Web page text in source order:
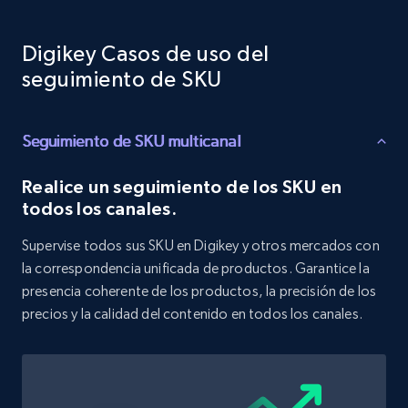
URL, Product id, Title, Product description,
Rating, Reviews count, Initial price, Discount,
and more.
1.3K+ 175+ Comenzar ahora
UPC
URL, Product id, Title, Product description,
Rating, Reviews count, Initial price, Discount,
and more.
Digikey Casos de uso del
seguimiento de SKU
Seguimiento de SKU multicanal
Realice un seguimiento de los SKU en
todos los canales.
Supervise todos sus SKU en Digikey y otros mercados con
la correspondencia unificada de productos. Garantice la
presencia coherente de los productos, la precisión de los
precios y la calidad del contenido en todos los canales.